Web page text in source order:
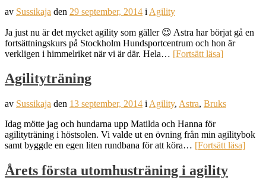
av Sussikaja den 29 september, 2014 i Agility
Ja just nu är det mycket agility som gäller 😉 Astra har börjat gå en
fortsättningskurs på Stockholm Hundsportcentrum och hon är
verkligen i himmelriket när vi är där. Hela… [Fortsätt läsa]
Agilityträning
av Sussikaja den 13 september, 2014 i Agility, Astra, Bruks
Idag mötte jag och hundarna upp Matilda och Hanna för
agilityträning i höstsolen. Vi valde ut en övning från min agilitybok
samt byggde en egen liten rundbana för att köra… [Fortsätt läsa]
Årets första utomhusträning i agility